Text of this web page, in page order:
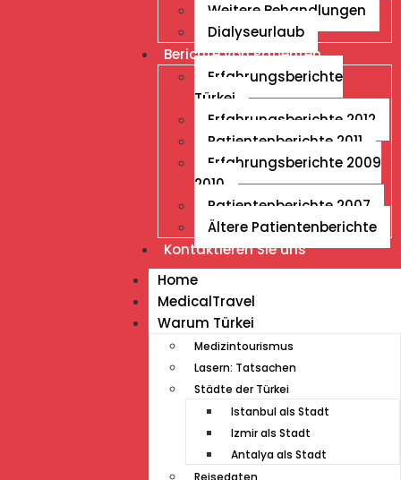
Weitere Behandlungen
Dialyseurlaub
Berichte von Patienten
Erfahrungsberichte
Türkei
Erfahrungsberichte 2012
Patientenberichte 2011
Erfahrungsberichte 2009
2010
Patientenberichte 2007
Ältere Patientenberichte
Kontaktieren Sie uns
Home
MedicalTravel
Warum Türkei
Medizintourismus
Lasern: Tatsachen
Städte der Türkei
Istanbul als Stadt
Izmir als Stadt
Antalya als Stadt
Reisedaten